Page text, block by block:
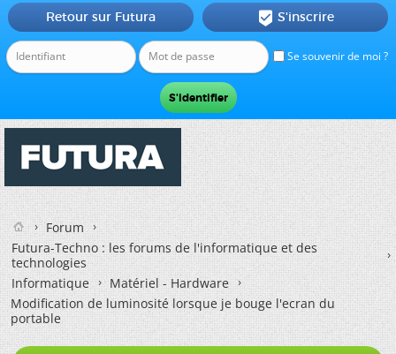
Se souvenir de moi ?
Retour sur Futura  S'inscrire
Forum
Futura-Techno : les forums de l'informatique et des
technologies
Informatique
Matériel - Hardware
Modification de luminosité lorsque je bouge l'ecran du
portable